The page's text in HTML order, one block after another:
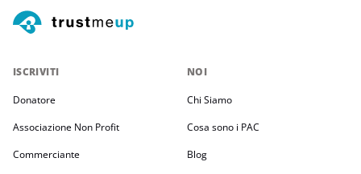
ISCRIVITI
Donatore
Associazione Non Profit
Commerciante
NOI
Chi Siamo
Cosa sono i PAC
Blog